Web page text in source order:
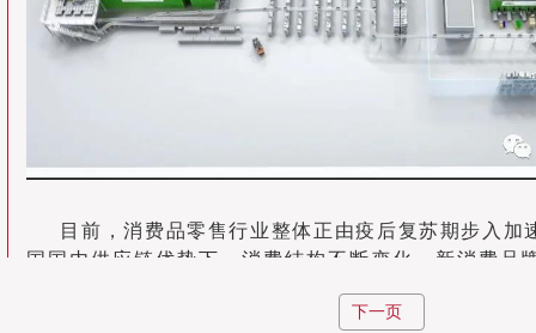
目前，消费品零售行业整体正由疫后复苏期步入加
国国内供应链优势下，消费结构不断变化，新消费品
会》表示，“疫情加速了线上线下的数字化和全渠道融
下一页